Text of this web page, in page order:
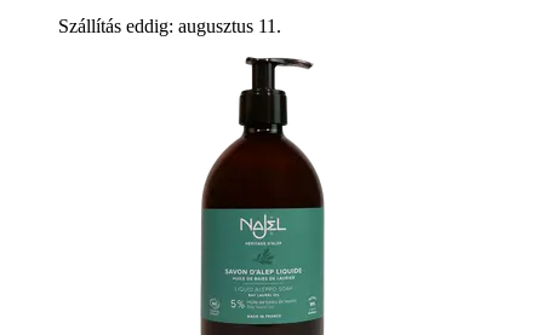
Szállítás eddig: augusztus 11.